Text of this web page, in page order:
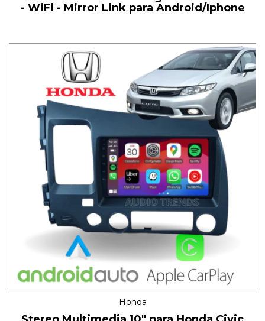
- WiFi - Mirror Link para Android/Iphone
Honda